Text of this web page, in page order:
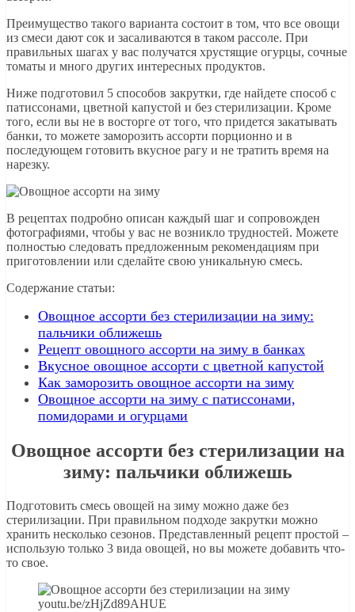
Преимущество такого варианта состоит в том, что все овощи
из смеси дают сок и засаливаются в таком рассоле. При
правильных шагах у вас получатся хрустящие огурцы, сочные
томаты и много других интересных продуктов.
Ниже подготовил 5 способов закрутки, где найдете способ с
патиссонами, цветной капустой и без стерилизации. Кроме
того, если вы не в восторге от того, что придется закатывать
банки, то можете заморозить ассорти порционно и в
последующем готовить вкусное рагу и не тратить время на
нарезку.
В рецептах подробно описан каждый шаг и сопровожден
фотографиями, чтобы у вас не возникло трудностей. Можете
полностью следовать предложенным рекомендациям при
приготовлении или сделайте свою уникальную смесь.
Содержание статьи:
Овощное ассорти без стерилизации на зиму:
пальчики оближешь
Рецепт овощного ассорти на зиму в банках
Вкусное овощное ассорти с цветной капустой
Как заморозить овощное ассорти на зиму
Овощное ассорти на зиму с патиссонами,
помидорами и огурцами
Овощное ассорти без стерилизации на
зиму: пальчики оближешь
Подготовить смесь овощей на зиму можно даже без
стерилизации. При правильном подходе закрутки можно
хранить несколько сезонов. Представленный рецепт простой –
использую только 3 вида овощей, но вы можете добавить что-
то свое.
youtu.be/zHjZd89AHUE